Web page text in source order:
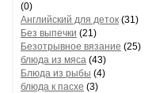
(0)
Английский для деток (31)
Без выпечки (21)
Безотрывное вязание (25)
блюда из мяса (43)
Блюда из рыбы (4)
блюда к пасхе (3)